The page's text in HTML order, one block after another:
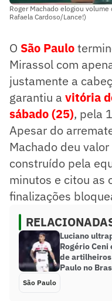
Roger Machado elogiou
Rafaela Cardoso/Lance!)
O São Paulo
Mirassol com
justamente a
garantiu a vitória
sábado (25), pela
Apesar do
Machado deu
construído pela
minutos e citou as
finalizações
Luciano
Rogério
de artilheiros
Paulo no
São Paulo